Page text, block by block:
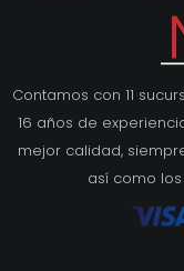
Contamos con 11
16 años de
mejor calidad,
así como